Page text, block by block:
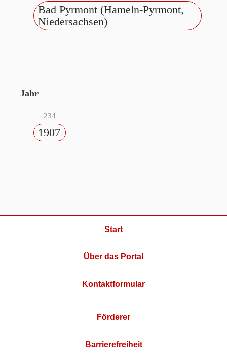
Bad Pyrmont (Hameln-Pyrmont,
Niedersachsen)
Jahr
234
1907
Start
Über das Portal
Kontaktformular
Förderer
Barrierefreiheit